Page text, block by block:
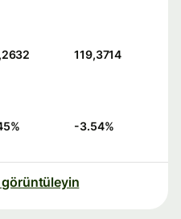
119,3714
% -3.54%